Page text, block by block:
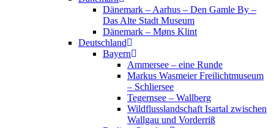
Dänemark – Aarhus – Den Gamle By –
Das Alte Stadt Museum
Dänemark – Møns Klint
Deutschland
Bayern
Ammersee – eine Runde
Markus Wasmeier Freilichtmuseum
– Schliersee
Tegernsee – Wallberg
Wildflusslandschaft Isartal zwischen
Wallgau und Vorderriß